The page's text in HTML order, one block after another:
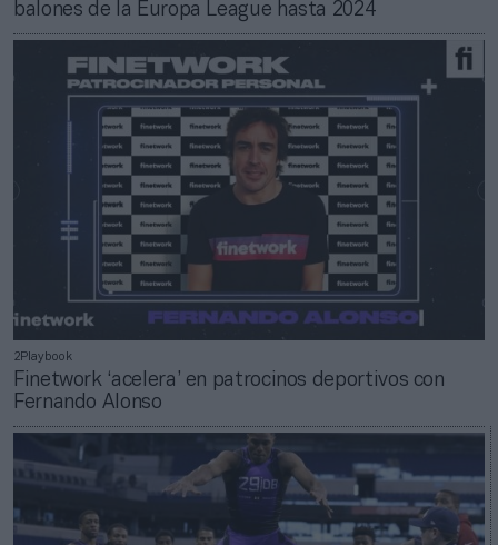
balones de la Europa League hasta 2024
2Playbook
Finetwork ‘acelera’ en patrocinos deportivos con
Fernando Alonso